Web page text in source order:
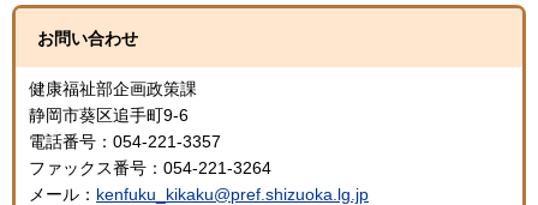
お問い合わせ
健康福祉部企画政策課
静岡市葵区追手町9-6
電話番号：054-221-3357
ファックス番号：054-221-3264
メール： kenfuku_kikaku@pref.shizuoka.lg.jp